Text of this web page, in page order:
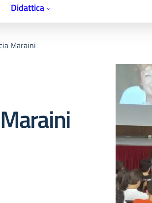
Didattica
Maraini